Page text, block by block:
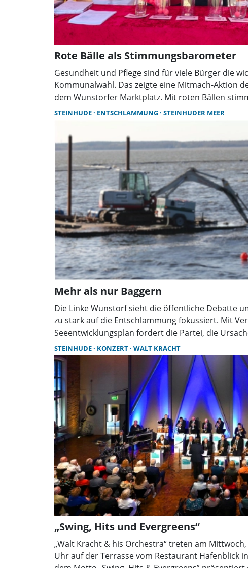
Rote Bälle als Stimmungsbarometer
Gesundheit und Pflege sind für viele Bürger die
Kommunalwahl. Das zeigte eine Mitmach-Aktion
dem Wunstorfer Marktplatz. Mit roten Bällen
ihre politischen Prioritäten ab und suchten das
STEINHUDE ENTSCHLAMMUNG STEINHUDER MEER
Mehr als nur Baggern
Die Linke Wunstorf sieht die öffentliche Debatte
zu stark auf die Entschlammung fokussiert. Mit
Seeentwicklungsplan fordert die Partei, die
stärker zu bekämpfen und kommunale
konsequent zu nutzen.
STEINHUDE KONZERT WALT KRACHT
„Swing, Hits und Evergreens“
„Walt Kracht & his Orchestra“ treten am
Uhr auf der Terrasse vom Restaurant Hafenblick